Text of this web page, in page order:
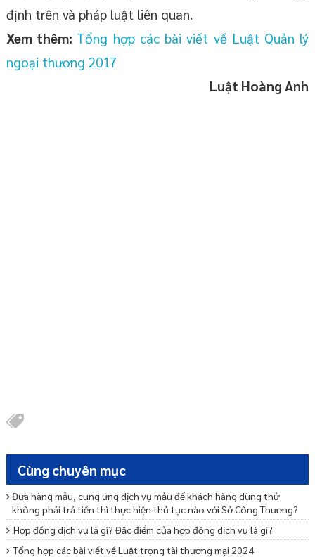
định trên và pháp luật liên quan.
Xem thêm: Tổng hợp các bài viết về Luật Quản lý
ngoại thương 2017
Luật Hoàng Anh
Cùng chuyên mục
Đưa hàng mẫu, cung ứng dịch vụ mẫu để khách hàng dùng thử
không phải trả tiền thì thực hiện thủ tục nào với Sở Công Thương?
Hợp đồng dịch vụ là gì? Đặc điểm của hợp đồng dịch vụ là gì?
Tổng hợp các bài viết về Luật trọng tài thương mại 2024